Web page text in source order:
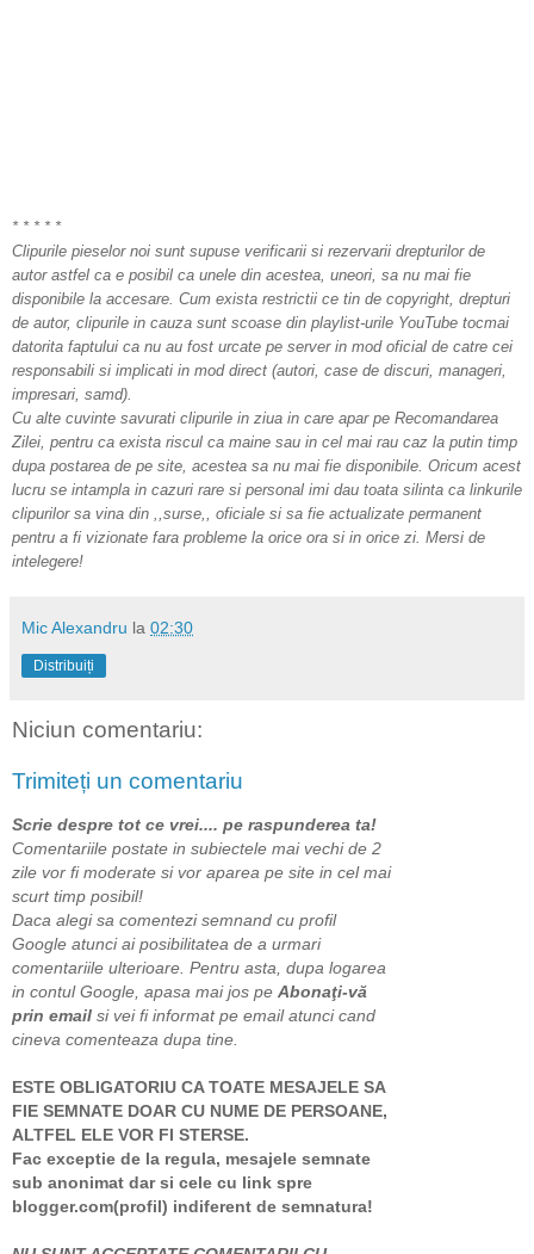
* * * * *
Clipurile pieselor noi sunt supuse verificarii si rezervarii drepturilor de
autor astfel ca e posibil ca unele din acestea, uneori, sa nu mai fie
disponibile la accesare. Cum exista restrictii ce tin de copyright, drepturi
de autor, clipurile in cauza sunt scoase din playlist-urile YouTube tocmai
datorita faptului ca nu au fost urcate pe server in mod oficial de catre cei
responsabili si implicati in mod direct (autori, case de discuri, manageri,
impresari, samd).
Cu alte cuvinte savurati clipurile in ziua in care apar pe Recomandarea
Zilei, pentru ca exista riscul ca maine sau in cel mai rau caz la putin timp
dupa postarea de pe site, acestea sa nu mai fie disponibile. Oricum acest
lucru se intampla in cazuri rare si personal imi dau toata silinta ca linkurile
clipurilor sa vina din ,,surse,, oficiale si sa fie actualizate permanent
pentru a fi vizionate fara probleme la orice ora si in orice zi. Mersi de
intelegere!
Mic Alexandru la 02:30
Distribuiți
Niciun comentariu:
Trimiteți un comentariu
Scrie despre tot ce vrei.... pe raspunderea ta!
Comentariile postate in subiectele mai vechi de 2
zile vor fi moderate si vor aparea pe site in cel mai
scurt timp posibil!
Daca alegi sa comentezi semnand cu profil
Google atunci ai posibilitatea de a urmari
comentariile ulterioare. Pentru asta, dupa logarea
in contul Google, apasa mai jos pe Abonaţi-vă
prin email si vei fi informat pe email atunci cand
cineva comenteaza dupa tine.
ESTE OBLIGATORIU CA TOATE MESAJELE SA
FIE SEMNATE DOAR CU NUME DE PERSOANE,
ALTFEL ELE VOR FI STERSE.
Fac exceptie de la regula, mesajele semnate
sub anonimat dar si cele cu link spre
blogger.com(profil) indiferent de semnatura!